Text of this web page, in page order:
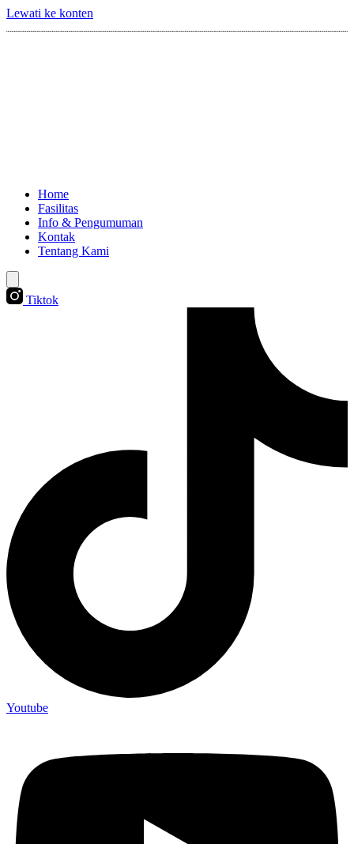
Lewati ke konten
Home
Fasilitas
Info & Pengumuman
Kontak
Tentang Kami
Tiktok
Youtube